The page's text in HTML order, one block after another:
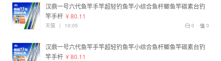
汉鼎一号六代鱼竿手竿超轻钓鱼竿小综合鱼杆鲫鱼竿碳素台钓
竿手杆 ¥ 80.11
0
0
天猫 | 10:05
汉鼎一号六代鱼竿手竿超轻钓鱼竿小综合鱼杆鲫鱼竿碳素台钓
竿手杆 ¥ 80.11